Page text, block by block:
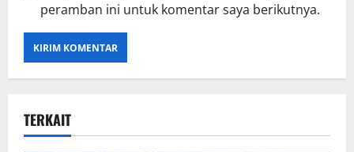
peramban ini untuk komentar saya berikutnya.
TERKAIT